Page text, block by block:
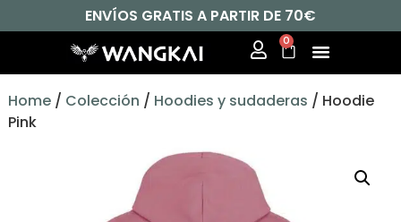
ENVÍOS GRATIS A PARTIR DE 70€
0
Home/ Colección / Hoodies y sudaderas / Hoodie
Pink